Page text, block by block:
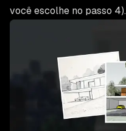
você escolhe no passo 4).